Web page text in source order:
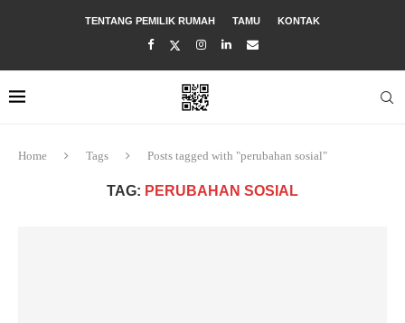
TENTANG PEMILIK RUMAH TAMU KONTAK
Home Tags Posts tagged with "perubahan sosial"
TAG: PERUBAHAN SOSIAL